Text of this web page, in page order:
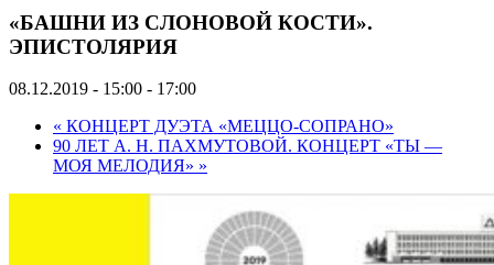
«БАШНИ ИЗ СЛОНОВОЙ КОСТИ».
ЭПИСТОЛЯРИЯ
08.12.2019 - 15:00 - 17:00
« КОНЦЕРТ ДУЭТА «МЕЦЦО-СОПРАНО»
90 ЛЕТ А. Н. ПАХМУТОВОЙ. КОНЦЕРТ «ТЫ —
МОЯ МЕЛОДИЯ» »